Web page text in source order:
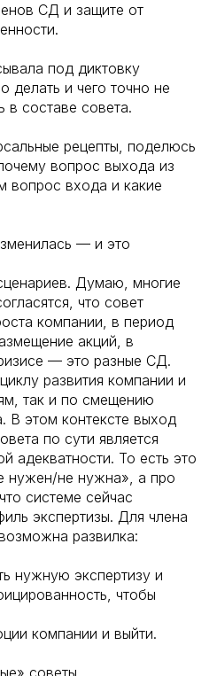
СД и защите от
под диктовку
делать и чего точно не
в составе совета.
рецепты, поделюсь
вопрос выхода из
входа и какие
— и это
Думаю, многие
что совет
компании, в период
акций, в
— это разные СД.
развития компании и
так и по смещению
В этом контексте выход
по сути является
адекватности. То есть это
нужен/не нужна», а про
системе сейчас
экспертизы. Для члена
развилка:
нужную экспертизу и
чтобы
компании и выйти.
советы